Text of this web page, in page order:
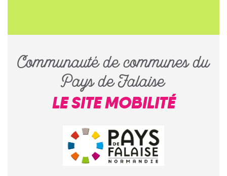
Communauté de communes du
Pays de Falaise
LE SITE MOBILITÉ